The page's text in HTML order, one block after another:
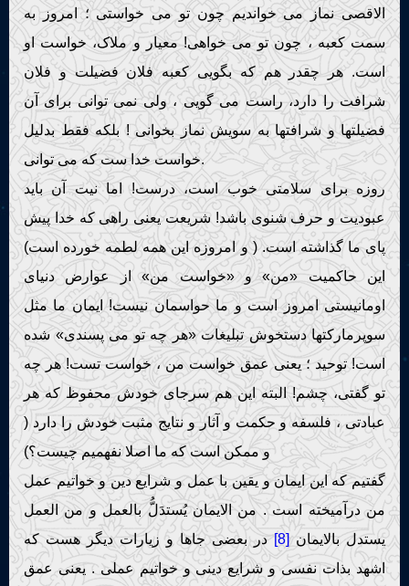
الاقصی نماز می خواندیم چون تو می خواستی ؛ امروز به
سمت کعبه ، چون تو می خواهی! معیار و ملاک، خواست او
است. هر چقدر هم که بگویی کعبه فلان فضیلت و فلان
شرافت را دارد، راست می گویی ، ولی نمی توانی برای آن
فضیلتها و شرافتها به سویش نماز بخوانی ! بلکه فقط بدلیل
خواست خدا ست که می توانی.
روزه برای سلامتی خوب است، درست! اما نیت آن باید
عبودیت و حرف شنوی باشد! شریعت یعنی راهی که خدا پیش
پای ما گذاشته است. ( و امروزه این همه لطمه خورده است)
این حاکمیت «من» و «خواست من» از عوارض دنیای
اومانیستی امروز است و ما حواسمان نیست! ایمان ما مثل
سوپرمارکتها دستخوش تبلیغات «هر چه تو می پسندی» شده
است! توحید ؛ یعنی عمق خواست من ، خواست تست! هر چه
تو گفتی، چشم! البته این هم سرجای خودش محفوظ که هر
عبادتی ، فلسفه و حکمت و آثار و نتایج مثبت خودش را دارد (
و ممکن است که ما اصلا نفهمیم چیست؟)
گفتیم که این ایمان و یقین با عمل و شرایع دین و خواتیم عمل
من درآمیخته است . من الایمان یُستدَلُّ بالعمل و من العمل
یستدل بالایمان[8]
در بعضی جاها و زیارات دیگر هست که
اشهد بذات نفسی و شرایع دینی و خواتیم عملی . یعنی عمق